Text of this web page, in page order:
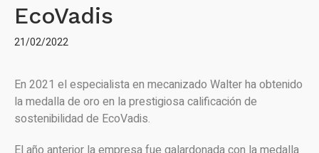
EcoVadis
21/02/2022
En 2021 el especialista en mecanizado Walter ha obtenido
la medalla de oro en la prestigiosa calificación de
sostenibilidad de EcoVadis.